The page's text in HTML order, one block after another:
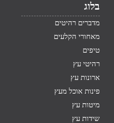
בלוג
מדברים רהיטים
מאחורי הקלעים
טיפים
רהיטי עץ
ארונות עץ
פינות אוכל מעץ
מיטות עץ
שידות עץ